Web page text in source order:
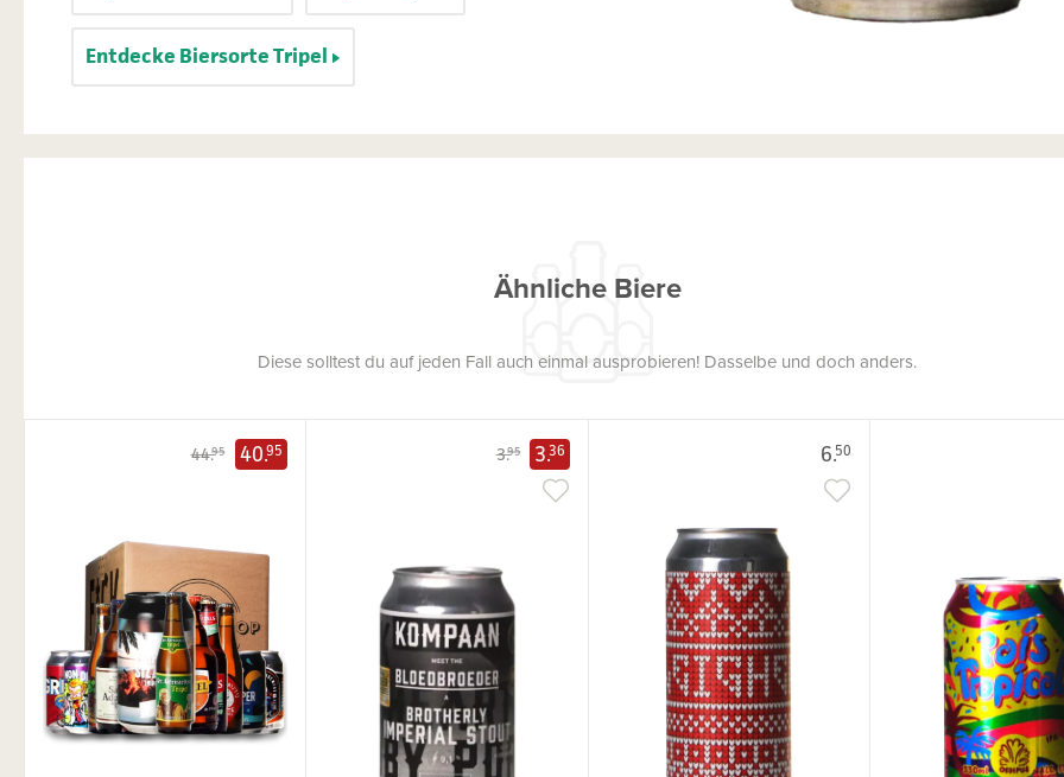
Entdecke Biersorte Tripel
Ähnliche Biere
Diese solltest du auf jeden Fall auch einmal ausprobieren! Dasselbe und doch anders.
44.95 40.95 3.95 3.36 6.50